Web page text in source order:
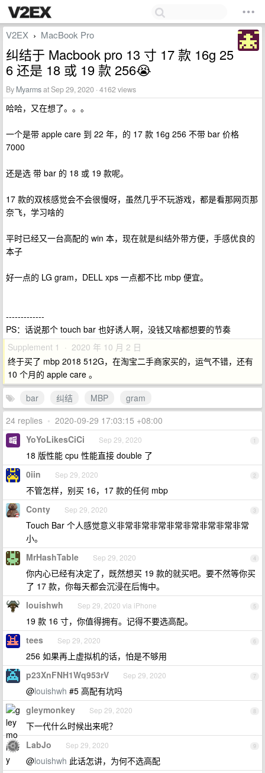
V2EX › MacBook Pro
纠结于 Macbook pro 13 寸 17 款 16g 25
6 还是 18 或 19 款 256😭
By Myarmsat Sep 29, 2020 · 4162 views
哈哈，又在想了。。。
一个是带 apple care 到 22 年，的 17 款 16g 256 不带 bar 价格
7000
还是选 带 bar 的 18 或 19 款呢。
17 款的双核感觉会不会很慢呀，虽然几乎不玩游戏，都是看那网页那
奈飞，学习啥的
平时已经又一台高配的 win 本，现在就是纠结外带方便，手感优良的
本子
好一点的 LG gram，DELL xps 一点都不比 mbp 便宜。
-------------
PS：话说那个 touch bar 也好诱人啊，没钱又啥都想要的节奏
Supplement 1 · 2020 年 10 月 2 日
终于买了 mbp 2018 512G，在淘宝二手商家买的，运气不错，还有
10 个月的 apple care 。
bar
纠结 MBP
gram
24 replies • 2020-09-29 17:03:15 +08:00
1
YoYoLikesCiCi Sep 29, 2020
18 版性能 cpu 性能直接 double 了
2
0iin Sep 29, 2020
不管怎样，别买 16，17 款的任何 mbp
3
Conty Sep 29, 2020
Touch Bar 个人感觉意义非常非常非常非常非常非常非常非常
小。
4
MrHashTable Sep 29, 2020
你内心已经有决定了，既然想买 19 款的就买吧。要不然等你买
了 17 款，你每天都会沉浸在后悔中。
5
louishwh Sep 29, 2020 via iPhone
19 款 16 寸，你值得拥有。记得不要选高配。
6
tees Sep 29, 2020
256 如果再上虚拟机的话，怕是不够用
7
p23XnFNH1Wq953rV Sep 29, 2020
@louishwh #5 高配有坑吗
8
gleymonkey Sep 29, 2020
下一代什么时候出来呢？
9
LabJo Sep 29, 2020
@louishwh 此话怎讲，为何不选高配